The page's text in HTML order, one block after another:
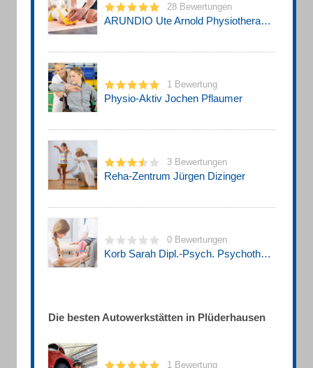
28 Bewertungen
ARUNDIO Ute Arnold Physiotherapie - Medizinisches Trai
1 Bewertung
Physio-Aktiv Jochen Pflaumer
3 Bewertungen
Reha-Zentrum Jürgen Dizinger
0 Bewertungen
Korb Sarah Dipl.-Psych. Psychotherapetische Praxis
Die besten Autowerkstätten in Plüderhausen
1 Bewertung